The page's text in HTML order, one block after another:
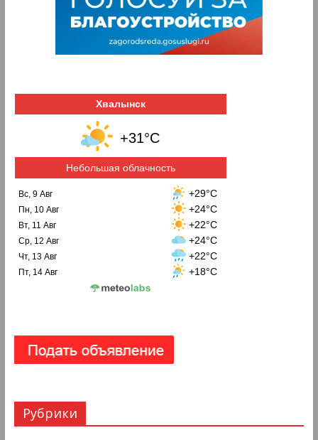
Хвалынск
+31°C
Небольшая облачность
Вс, 9 Авг +29°C
Пн, 10 Авг +24°C
Вт, 11 Авг +22°C
Ср, 12 Авг +24°C
Чт, 13 Авг +22°C
Пт, 14 Авг +18°C
Рубрики